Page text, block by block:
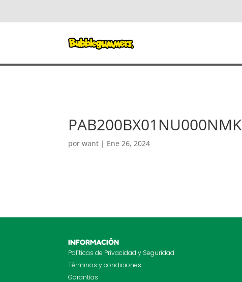
PAB200BX01NU000NMK
porwant | Ene 26, 2024
INFORMACIÓN
Políticas de Privacidad y Seguridad
Términos y condiciones
Garantías